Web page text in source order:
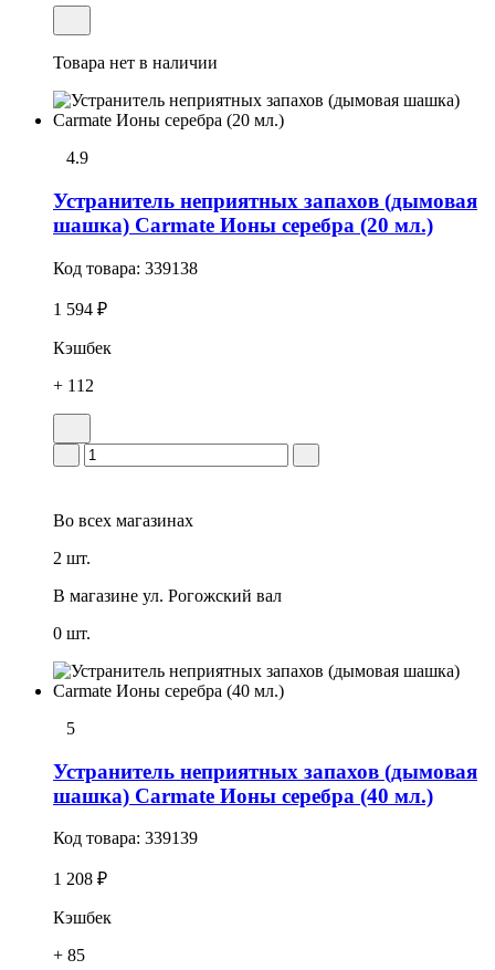
Товара нет в наличии
4.9
Устранитель неприятных запахов (дымовая
шашка) Carmate Ионы серебра (20 мл.)
Код товара: 339138
1 594 ₽
Кэшбек
+ 112
Во всех магазинах
2 шт.
В магазине ул. Рогожский вал
0 шт.
5
Устранитель неприятных запахов (дымовая
шашка) Carmate Ионы серебра (40 мл.)
Код товара: 339139
1 208 ₽
Кэшбек
+ 85